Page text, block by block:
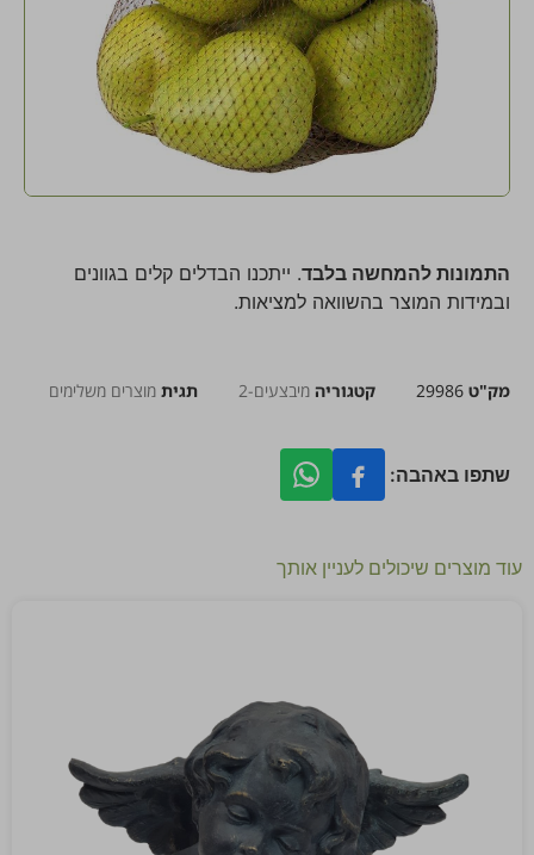
התמונות להמחשה בלבד. ייתכנו הבדלים קלים בגוונים
ובמידות המוצר בהשוואה למציאות.
מק"ט 29986 קטגוריה מיבצעים-2 תגית מוצרים משלימים
שתפו באהבה:
עוד מוצרים שיכולים לעניין אותך